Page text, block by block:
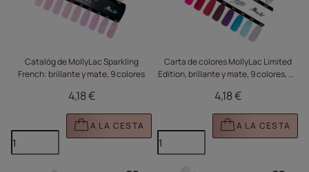
Catalóg de MollyLac Sparkling
French: brillante y mate, 9 colores
4,18 €
A LA CESTA
Carta de colores MollyLac Limited
Edition, brillante y mate, 9 colores, n.º
4,18 €
A LA CESTA